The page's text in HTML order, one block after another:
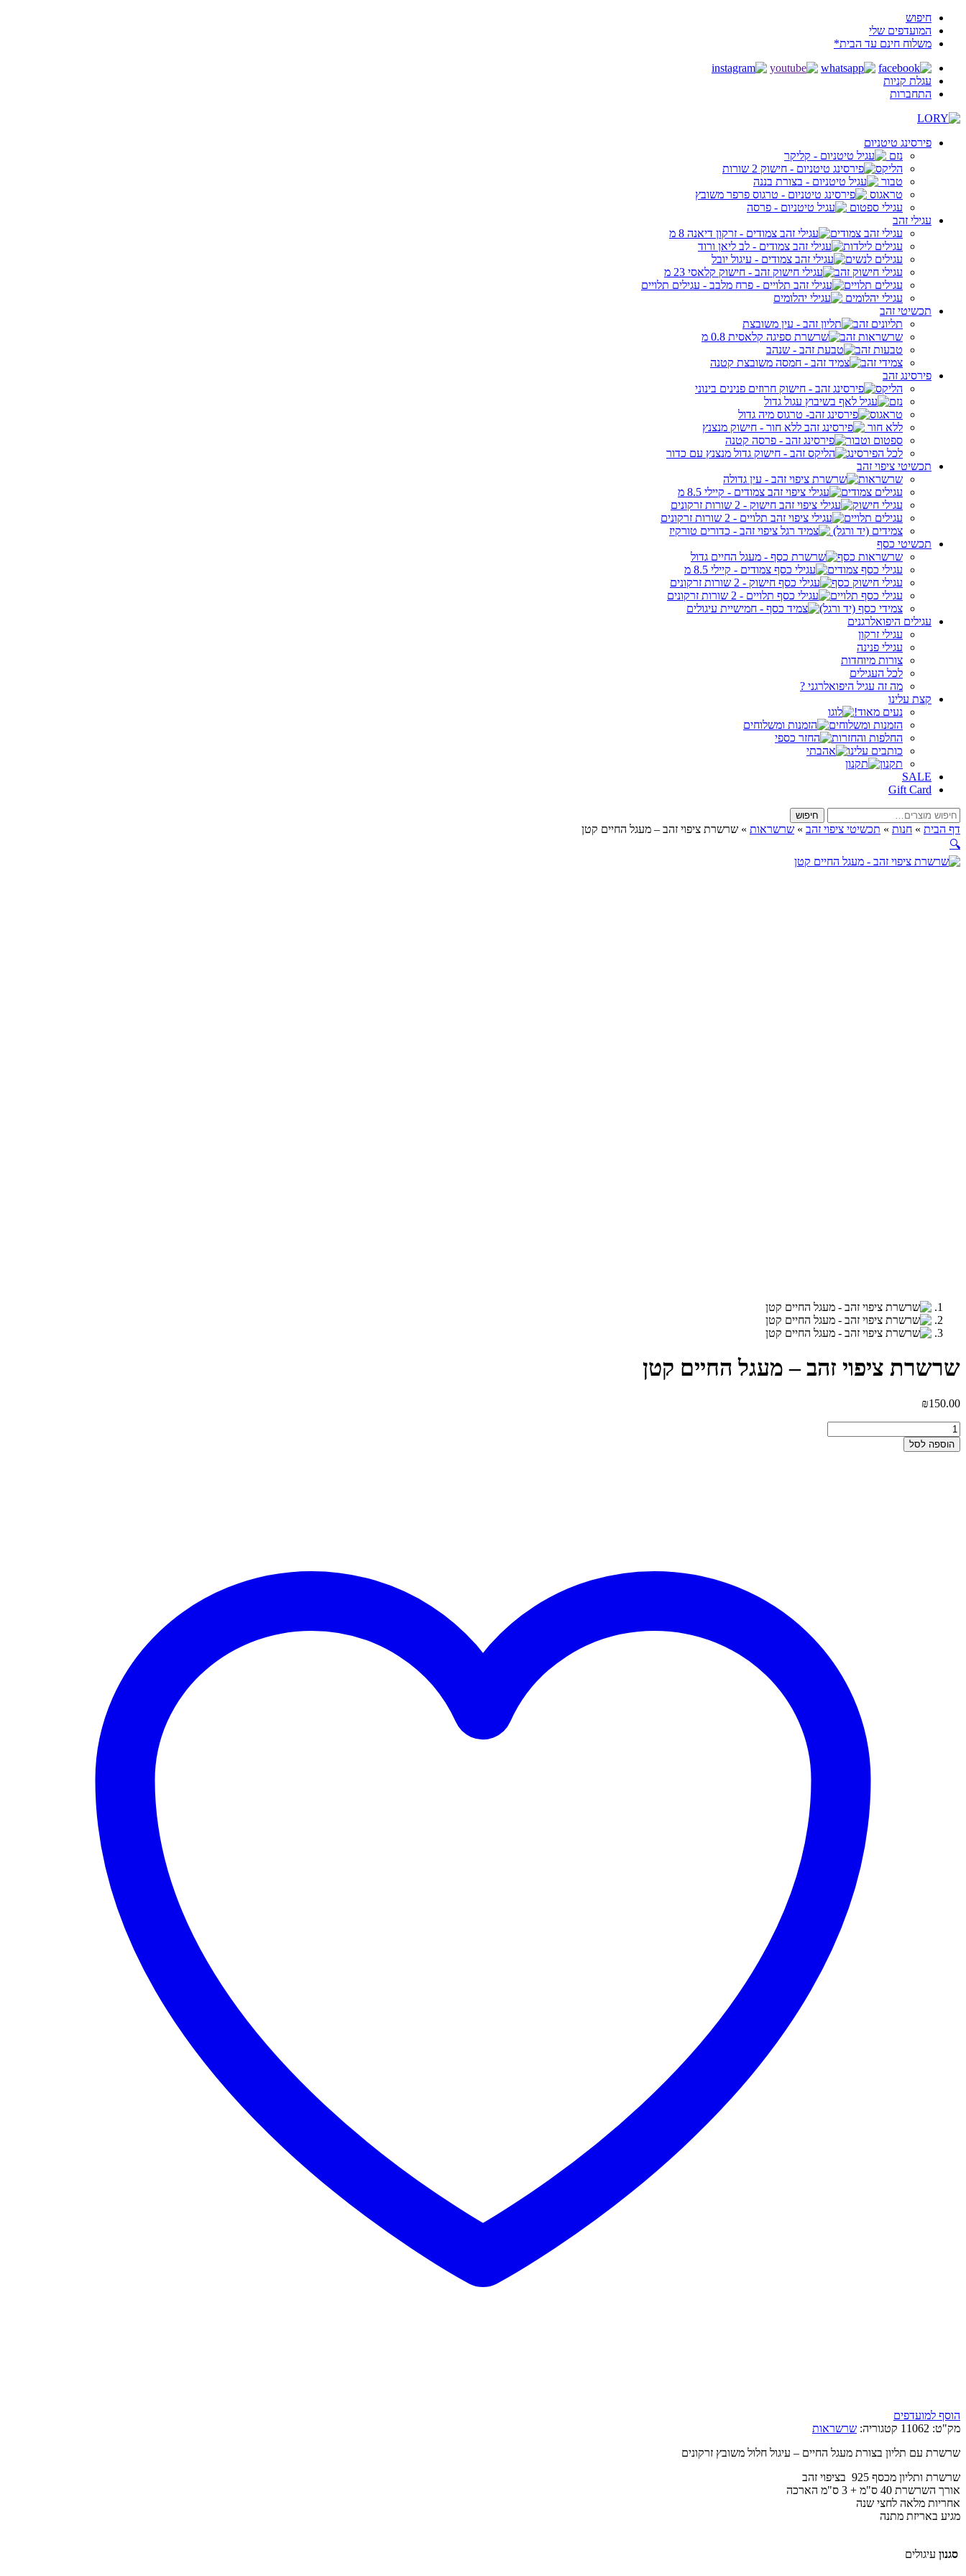
חיפוש
המועדפים שלי
משלוח חינם עד הבית*
עגלת קניות
התחברות
פירסינג טיטניום
נזם
הליקס
טבור
טראגוס
עגילי ספטום
עגילי זהב
עגילי זהב צמודים
עגילים לילדות
עגילים לנשים
עגילי חישוק זהב
עגילים תלויים
עגילי יהלומים
תכשיטי זהב
תליונים זהב
שרשראות זהב
טבעות זהב
צמידי זהב
פירסינג זהב
הליקס
נזם
טראגוס
ללא חור
ספטום וטבור
לכל הפירסינג
תכשיטי ציפוי זהב
שרשראות
עגילים צמודים
עגילי חישוק
עגילים תלויים
צמידים (יד ורגל)
תכשיטי כסף
שרשראות כסף
עגילי כסף צמודים
עגילי חישוק כסף
עגילי כסף תלויים
צמידי כסף (יד ורגל)
עגילים היפואלרגנים
עגילי זרקון
עגילי פנינה
צורות מיוחדות
לכל העגילים
מה זה עגיל היפואלרגני ?
קצת עלינו
נעים מאוד!
הזמנות ומשלוחים
החלפות והחזרות
כותבים עלינו
תקנון
SALE
Gift Card
חיפוש
עבור:
חיפוש
דף הבית » חנות » תכשיטי ציפוי זהב » שרשראות » שרשרת ציפוי זהב – מעגל החיים קטן
🔍
שרשרת ציפוי זהב – מעגל החיים קטן
₪150.00
כמות
של
שרשרת
הוספה לסל
הוסף למועדפים
מק"ט: 11062 קטגוריה: שרשראות
שרשרת עם תליון בצורת מעגל החיים – עיגול חלול משובץ זרקונים
שרשרת ותליון מכסף 925 בציפוי זהב
אורך השרשרת 40 ס"מ + 3 ס"מ הארכה
אחריות מלאה לחצי שנה
מגיע באריזת מתנה
סגנון עיגולים